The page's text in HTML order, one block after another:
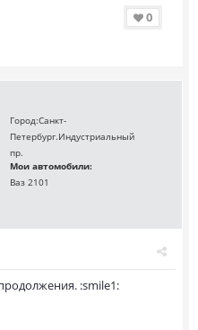
0
Город:Санкт-
Петербург.Индустриальный
пр.
Мои автомобили:
Ваз 2101
:smile1: